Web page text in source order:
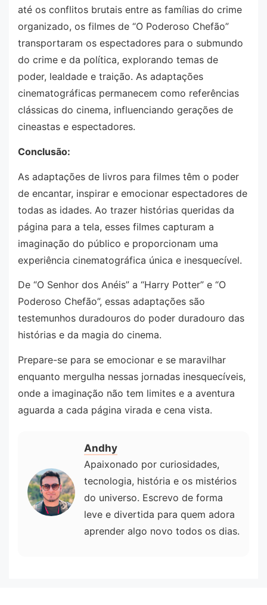
até os conflitos brutais entre as famílias do crime
organizado, os filmes de “O Poderoso Chefão”
transportaram os espectadores para o submundo
do crime e da política, explorando temas de
poder, lealdade e traição. As adaptações
cinematográficas permanecem como referências
clássicas do cinema, influenciando gerações de
cineastas e espectadores.
Conclusão:
As adaptações de livros para filmes têm o poder
de encantar, inspirar e emocionar espectadores de
todas as idades. Ao trazer histórias queridas da
página para a tela, esses filmes capturam a
imaginação do público e proporcionam uma
experiência cinematográfica única e inesquecível.
De “O Senhor dos Anéis” a “Harry Potter” e “O
Poderoso Chefão”, essas adaptações são
testemunhos duradouros do poder duradouro das
histórias e da magia do cinema.
Prepare-se para se emocionar e se maravilhar
enquanto mergulha nessas jornadas inesquecíveis,
onde a imaginação não tem limites e a aventura
aguarda a cada página virada e cena vista.
Andhy
Apaixonado por curiosidades,
tecnologia, história e os mistérios
do universo. Escrevo de forma
leve e divertida para quem adora
aprender algo novo todos os dias.